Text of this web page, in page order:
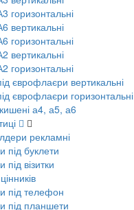
горизонтальні
вертикальні
горизонтальні
вертикальні
горизонтальні
єврофлаєри вертикальні
єврофлаєри горизонтальні
а4, а5, а6
рекламні
під буклети
під візитки
під телефон
під планшети